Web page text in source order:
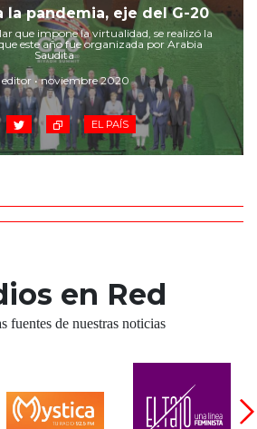
Cruz del Eje
de Ansenuza
Carlota y zona
y sur
Bell Ville
Río Tercero
Despeñaderos
la pandemia, eje del G-20
que impone la virtualidad, se realizó la
este año fue organizada por Arabia
Saudita
editor • noviembre 2020
EL PAÍS
en Red
fuentes de nuestras noticias